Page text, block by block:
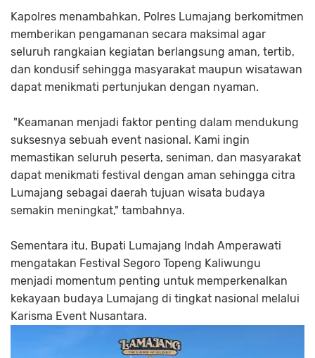
Kapolres menambahkan, Polres Lumajang berkomitmen
memberikan pengamanan secara maksimal agar
seluruh rangkaian kegiatan berlangsung aman, tertib,
dan kondusif sehingga masyarakat maupun wisatawan
dapat menikmati pertunjukan dengan nyaman.
"Keamanan menjadi faktor penting dalam mendukung
suksesnya sebuah event nasional. Kami ingin
memastikan seluruh peserta, seniman, dan masyarakat
dapat menikmati festival dengan aman sehingga citra
Lumajang sebagai daerah tujuan wisata budaya
semakin meningkat," tambahnya.
Sementara itu, Bupati Lumajang Indah Amperawati
mengatakan Festival Segoro Topeng Kaliwungu
menjadi momentum penting untuk memperkenalkan
kekayaan budaya Lumajang di tingkat nasional melalui
Karisma Event Nusantara.